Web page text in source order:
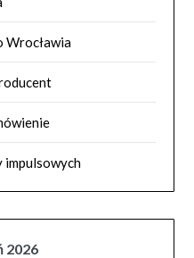
Wrocławia
impulsowych
2026